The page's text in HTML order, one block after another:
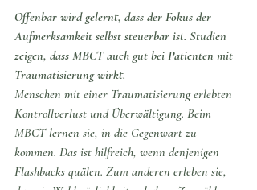
Offenbar wird gelernt, dass der Fokus der
Aufmerksamkeit selbst steuerbar ist. Studien
zeigen, dass MBCT auch gut bei Patienten mit
Traumatisierung wirkt.
Menschen mit einer Traumatisierung erlebten
Kontrollverlust und Überwältigung. Beim
MBCT lernen sie, in die Gegenwart zu
kommen. Das ist hilfreich, wenn denjenigen
Flashbacks quälen. Zum anderen erleben sie,